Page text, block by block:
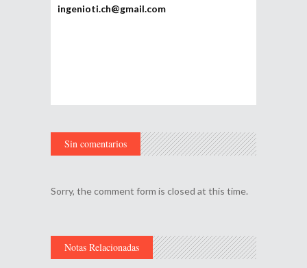
ingenioti.ch@gmail.com
Sin comentarios
Sorry, the comment form is closed at this time.
Notas Relacionadas